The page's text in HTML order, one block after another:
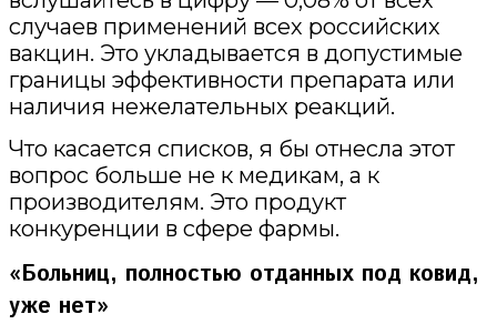
случаев применений всех российских
вакцин. Это укладывается в допустимые
границы эффективности препарата или
наличия нежелательных реакций.
Что касается списков, я бы отнесла этот
вопрос больше не к медикам, а к
производителям. Это продукт
конкуренции в сфере фармы.
«Больниц, полностью отданных под ковид,
уже нет»